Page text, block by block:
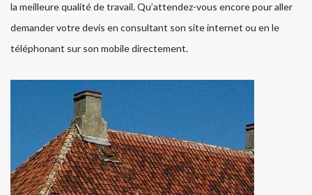
la meilleure qualité de travail. Qu’attendez-vous encore pour aller
demander votre devis en consultant son site internet ou en le
téléphonant sur son mobile directement.